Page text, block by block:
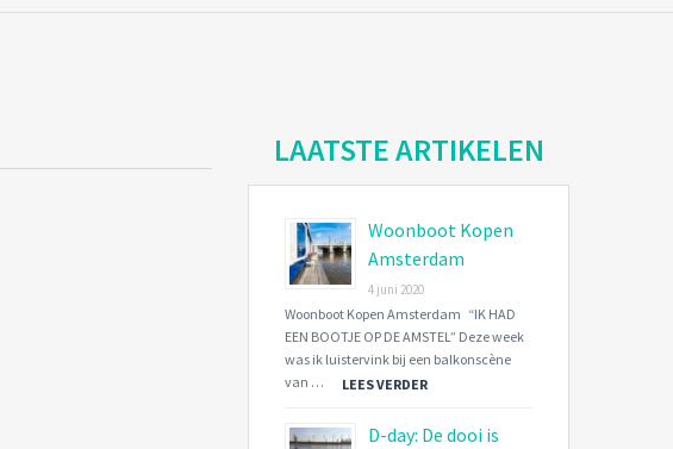
Connect with:
Forgot
password? SIGN IN
Remember me
LAATSTE ARTIKELEN
Woonboot Kopen
Amsterdam
4 juni 2020
Woonboot Kopen Amsterdam “IK HAD
EEN BOOTJE OP DE AMSTEL” Deze week
was ik luistervink bij een balkonscène
van …
LEES VERDER
D-day: De dooi is